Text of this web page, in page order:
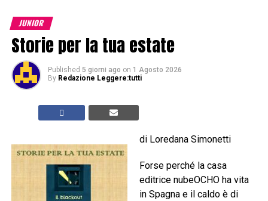
JUNIOR
Storie per la tua estate
Published 5 giorni ago on 1 Agosto 2026
By Redazione Leggere:tutti
di Loredana Simonetti
Forse perché la casa
editrice nubeOCHO ha vita
in Spagna e il caldo è di